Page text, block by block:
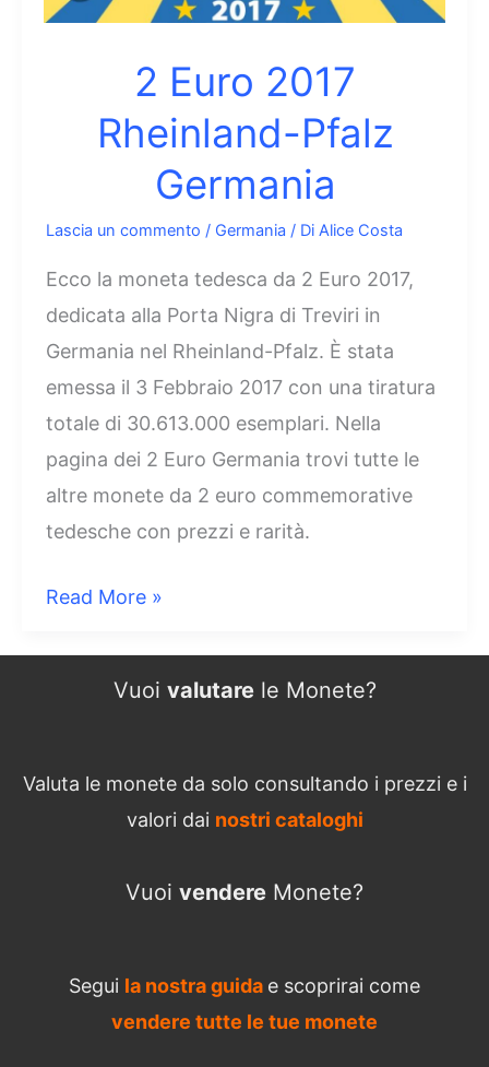
2 Euro 2017
Rheinland-Pfalz
Germania
Lascia un commento / Germania / Di Alice Costa
Ecco la moneta tedesca da 2 Euro 2017,
dedicata alla Porta Nigra di Treviri in
Germania nel Rheinland-Pfalz. È stata
emessa il 3 Febbraio 2017 con una tiratura
totale di 30.613.000 esemplari. Nella
pagina dei 2 Euro Germania trovi tutte le
altre monete da 2 euro commemorative
tedesche con prezzi e rarità.
2
Rheinland-
Germania
Read More »
Vuoi valutarele Monete?
Valuta le monete da solo consultando i prezzi e i
valori dai nostri cataloghi
Vuoi vendere Monete?
Segui la nostra guida e scoprirai come
vendere tutte le tue monete